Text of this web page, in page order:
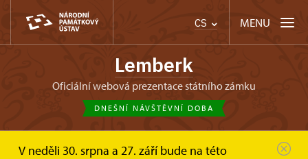
CS MENU
Lemberk
oficiální webová prezentace státního zámku
DNEŠNÍ NÁVŠTĚVNÍ DOBA
V neděli 30. srpna a 27. září bude na této